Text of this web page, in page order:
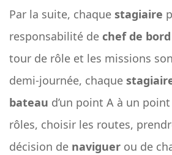
Par la suite, chaque stagiaire
responsabilité de chef de bord
tour de rôle et les missions
demi-journée, chaque
bateau d’un point A à un
rôles, choisir les routes,
décision de naviguer ou de